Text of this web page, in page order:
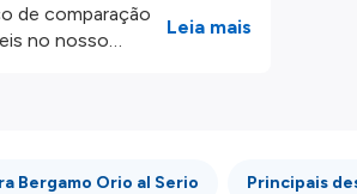
de comparação
no nosso
Leia mais
Bergamo Orio al Serio Principais